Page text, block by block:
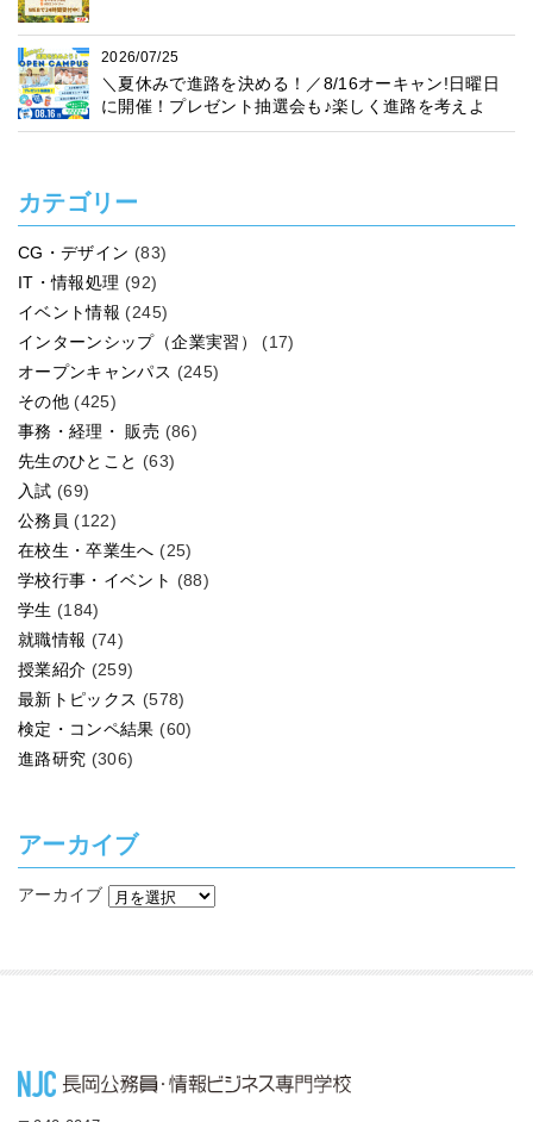
2026/07/25
＼夏休みで進路を決める！／8/16オーキャン!日曜日
に開催！プレゼント抽選会も♪楽しく進路を考えよ
う！
カテゴリー
CG・デザイン (83)
IT・情報処理 (92)
イベント情報 (245)
インターンシップ（企業実習）
(17)
オープンキャンパス (245)
その他 (425)
事務・経理・ 販売 (86)
先生のひとこと (63)
入試 (69)
公務員 (122)
在校生・卒業生へ (25)
学校行事・イベント (88)
学生 (184)
就職情報 (74)
授業紹介 (259)
最新トピックス (578)
検定・コンペ結果 (60)
進路研究 (306)
アーカイブ
アーカイブ